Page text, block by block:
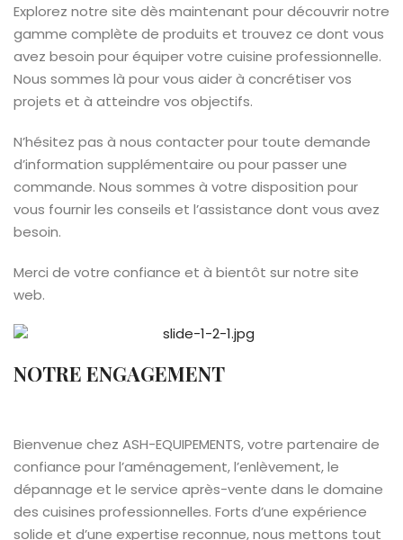
Explorez notre site dès maintenant pour découvrir notre
gamme complète de produits et trouvez ce dont vous
avez besoin pour équiper votre cuisine professionnelle.
Nous sommes là pour vous aider à concrétiser vos
projets et à atteindre vos objectifs.
N’hésitez pas à nous contacter pour toute demande
d’information supplémentaire ou pour passer une
commande. Nous sommes à votre disposition pour
vous fournir les conseils et l’assistance dont vous avez
besoin.
Merci de votre confiance et à bientôt sur notre site
web.
NOTRE ENGAGEMENT
Bienvenue chez ASH-EQUIPEMENTS, votre partenaire de
confiance pour l’aménagement, l’enlèvement, le
dépannage et le service après-vente dans le domaine
des cuisines professionnelles. Forts d’une expérience
solide et d’une expertise reconnue, nous mettons tout